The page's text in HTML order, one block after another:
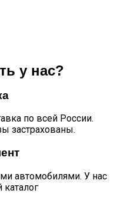
у нас?
по всей России.
застрахованы.
автомобилями. У нас
каталог